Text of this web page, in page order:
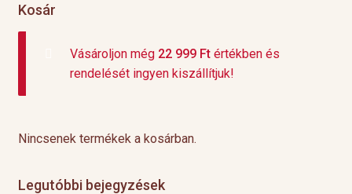
Kosár
Vásároljon még 22 999 Ftértékben és
rendelését ingyen kiszállítjuk!
Nincsenek termékek a kosárban.
Legutóbbi bejegyzések